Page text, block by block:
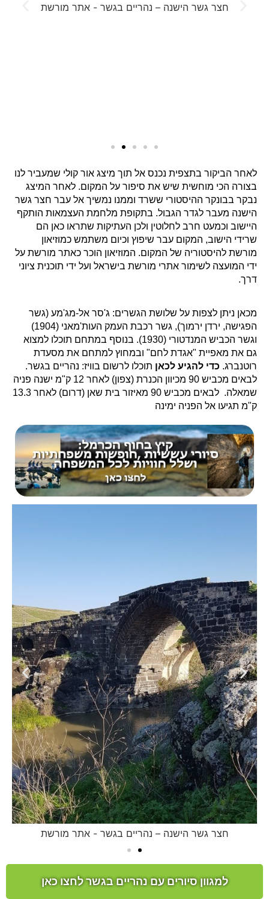
חצר גשר הישנה – נהריים בגשר - אתר מורשת
לאחר הביקור בתצפית נכנס אל תוך מיצג אור קולי שמעביר לנו
בצורה הכי מוחשית שיש את סיפור על המקום. לאחר המיצג
נבקר בבונקר ההיסטורי ששרד וממנו נמשיך אל עבר חצר גשר
הישנה מעבר לגדר הגבול. בתקופת מלחמת העצמאות הותקף
היישוב וכמעט חרב לחלוטין ולכן העתיקות שתראו כאן הם
שרידי הישוב, המקום עבר שיפוץ וכיום משתמש כמוזיאון
מורשת להיסטוריה של המקום. המוזיאון הוכר כאתר מורשת על
ידי המועצה לשימור אתרי מורשת בישראל ועל ידי תוכנית ציוני
דרך.
מכאן ניתן לצפות על שלושת הגשרים: ג'סר אל-מג'מע (גשר
הפגישה, ירדן ירמוך), גשר רכבת העמק העות'מאני (1904)
וגשר הכביש המנדטורי (1930). בנוסף במתחם תוכלו למצוא
גם את מאפיית "אגדת לחם" ובמחוץ למתחם את מסעדת
רוטנברג. כדי להגיע לכאן תוכלו לרשום בוויז: נהריים בגשר.
לבאים מכביש 90 מכיוון הכנרת (צפון) לאחר 12 ק"מ ישנה פניה
שמאלה. לבאים מכביש 90 מאיזור בית שאן (דרום) לאחר 13.3
ק"מ תגיעו אל הפניה ימינה
חצר גשר הישנה – נהריים בגשר - אתר מורשת
למגוון סיורים עם נהריים בגשר לחצו כאן